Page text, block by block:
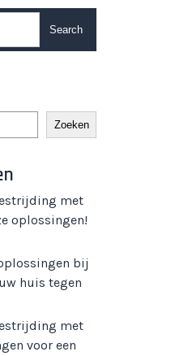
Zoeken
met
oplossingen!
bij
huis tegen
met
voor een